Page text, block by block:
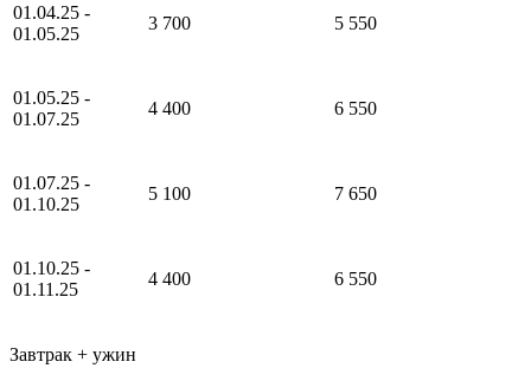
01.04.25 -
01.05.25
3 700 5 550
01.05.25 -
01.07.25
4 400 6 550
01.07.25 -
01.10.25
5 100 7 650
01.10.25 -
01.11.25
4 400 6 550
Завтрак + ужин